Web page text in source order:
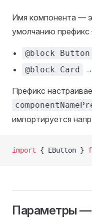
Имя компонента —
умолчанию
@block Button
@block Card
→
Префикс
импортируется
import { EButton }
Параметры —